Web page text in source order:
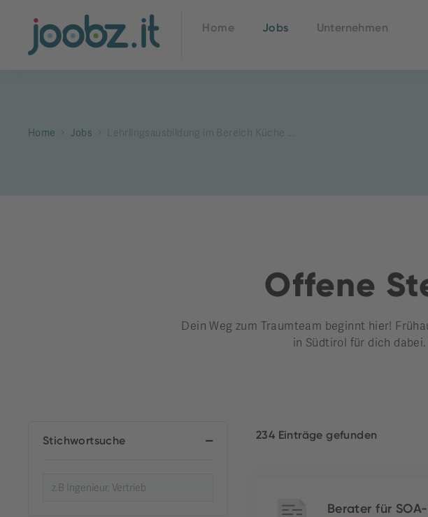
Home Jobs Unternehmen
Home Jobs Lehrlingsausbildung im Bereich Küche ...
Offene
Dein Weg zum Traumteam beginnt hier!
in Südtirol für dich
Stichwortsuche 234 Einträge gefunden
Berater für